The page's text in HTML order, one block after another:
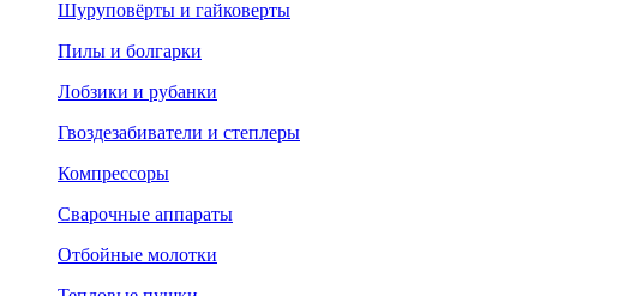
Шуруповёрты и гайковерты
Пилы и болгарки
Лобзики и рубанки
Гвоздезабиватели и степлеры
Компрессоры
Сварочные аппараты
Отбойные молотки